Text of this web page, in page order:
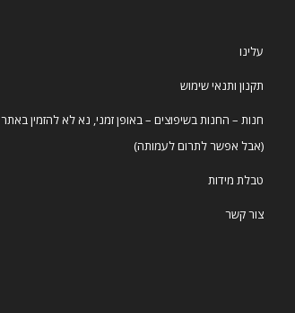
עלינו
תקנון ותנאי שימוש
חנות – החנות בשיפוצים – באופן זמני, נא לא להזמין באתר
(אבל אפשר לתרום לעמותה)
טבלת מידות
צור קשר